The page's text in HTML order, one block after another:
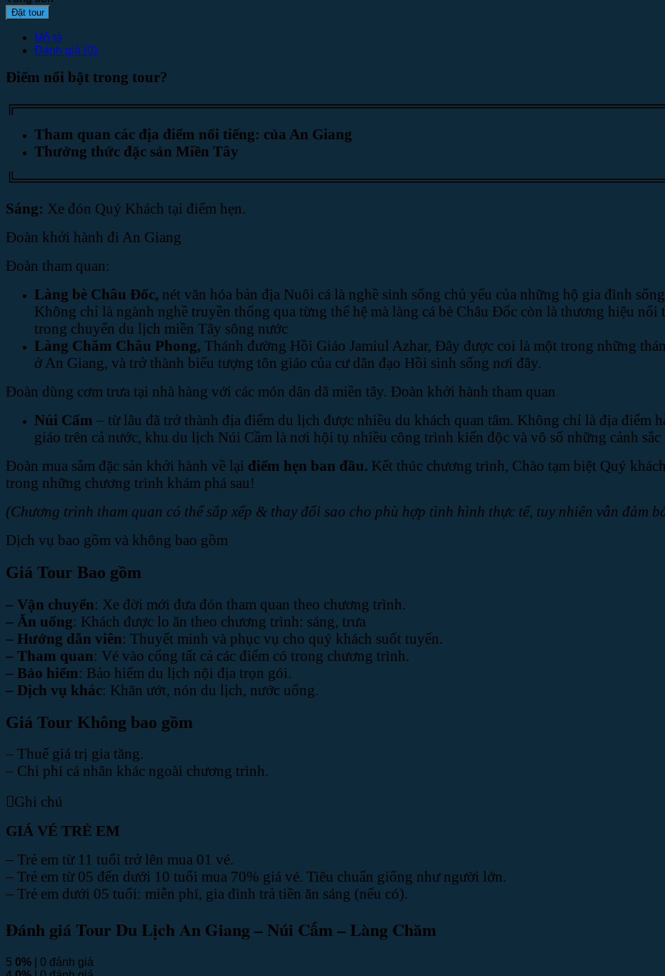
Đặt tour
Mô tả
Đánh giá (0)
Điểm nổi bật trong tour?
Tham quan các địa điểm nổi tiếng: của An Giang
Thưởng thức đặc sản Miền Tây
Sáng: Xe đón Quý Khách tại điểm hẹn.
Đoàn khởi hành đi An Giang
Đoàn tham quan:
Làng bè Châu Đốc, nét văn hóa bản địa Nuôi cá là nghề sinh sống chủ yếu của những hộ gia đình
Không chỉ là ngành nghề truyền thống qua từng thế hệ mà làng cá bè Châu Đốc còn là thương hiệu nổi
trong chuyến du lịch miền Tây sông nước
Làng Chăm Châu Phong, Thánh đường Hồi Giáo Jamiul Azhar, Đây được coi là một trong những
ở An Giang, và trở thành biểu tượng tôn giáo của cư dân đạo Hồi sinh sống nơi đây.
Đoàn dùng cơm trưa tại nhà hàng với các món dân dã miền tây. Đoàn khởi hành tham quan
Núi Cấm – từ lâu đã trở thành địa điểm du lịch được nhiều du khách quan tâm. Không chỉ là địa điểm
giáo trên cả nước, khu du lịch Núi Cầm là nơi hội tụ nhiều công trình kiến độc và vô số những cảnh
Đoàn mua sắm đặc sản khởi hành về lại điểm hẹn ban đầu. Kết thúc chương trình, Chào tạm biệt Quý
trong những chương trình khám phá sau!
(Chương trình tham quan có thể sắp xếp & thay đổi sao cho phù hợp tình hình thực tế, tuy nhiên vẫn đảm
Dịch vụ bao gồm và không bao gồm
Giá Tour Bao gồm
– Vận chuyển: Xe đời mới đưa đón tham quan theo chương trình.
– Ăn uống: Khách được lo ăn theo chương trình: sáng, trưa
– Hướng dẫn viên: Thuyết minh và phục vụ cho quý khách suốt tuyến.
– Tham quan: Vé vào cổng tất cả các điểm có trong chương trình.
– Bảo hiểm: Bảo hiểm du lịch nội địa trọn gói.
– Dịch vụ khác: Khăn ướt, nón du lịch, nước uống.
Giá Tour Không bao gồm
– Thuế giá trị gia tăng.
– Chi phí cá nhân khác ngoài chương trình.
Ghi chú
GIÁ VÉ TRẺ EM
– Trẻ em từ 11 tuổi trở lên mua 01 vé.
– Trẻ em từ 05 đến dưới 10 tuổi mua 70% giá vé. Tiêu chuẩn giống như người lớn.
– Trẻ em dưới 05 tuổi: miễn phí, gia đình trả tiền ăn sáng (nếu có).
Đánh giá Tour Du Lịch An Giang – Núi Cấm – Làng Chăm
5 0% | 0 đánh giá